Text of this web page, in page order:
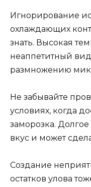
Игнорирование
охлаждающих
знать. Высокая
неаппетитный вид
размножению
Не забывайте
условиях, когда
заморозка.
вкус и может
Создание
остатков улова